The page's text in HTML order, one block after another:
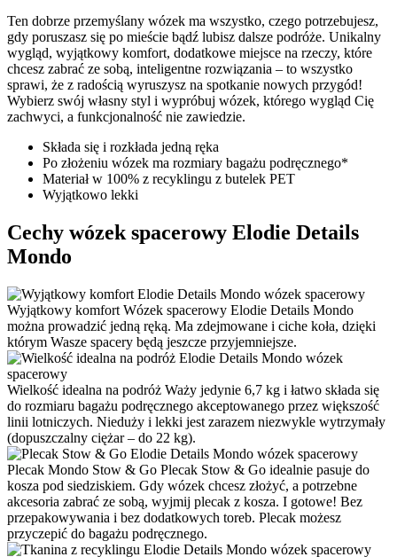
Ten dobrze przemyślany wózek ma wszystko, czego potrzebujesz,
gdy poruszasz się po mieście bądź lubisz dalsze podróże. Unikalny
wygląd, wyjątkowy komfort, dodatkowe miejsce na rzeczy, które
chcesz zabrać ze sobą, inteligentne rozwiązania – to wszystko
sprawi, że z radością wyruszysz na spotkanie nowych przygód!
Wybierz swój własny styl i wypróbuj wózek, którego wygląd Cię
zachwyci, a funkcjonalność nie zawiedzie.
Składa się i rozkłada jedną ręka
Po złożeniu wózek ma rozmiary bagażu podręcznego*
Materiał w 100% z recyklingu z butelek PET
Wyjątkowo lekki
Cechy wózek spacerowy Elodie Details
Mondo
Wyjątkowy komfort Wózek spacerowy Elodie Details Mondo
można prowadzić jedną ręką. Ma zdejmowane i ciche koła, dzięki
którym Wasze spacery będą jeszcze przyjemniejsze.
Wielkość idealna na podróż Waży jedynie 6,7 kg i łatwo składa się
do rozmiaru bagażu podręcznego akceptowanego przez większość
linii lotniczych. Nieduży i lekki jest zarazem niezwykle wytrzymały
(dopuszczalny ciężar – do 22 kg).
Plecak Mondo Stow & Go Plecak Stow & Go idealnie pasuje do
kosza pod siedziskiem. Gdy wózek chcesz złożyć, a potrzebne
akcesoria zabrać ze sobą, wyjmij plecak z kosza. I gotowe! Bez
przepakowywania i bez dodatkowych toreb. Plecak możesz
przyczepić do bagażu podręcznego.